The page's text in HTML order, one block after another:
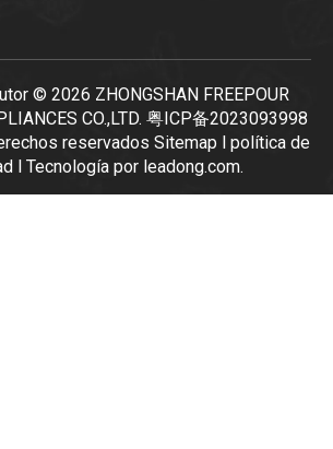
© 2026 ZHONGSHAN FREEPOUR
CO.,LTD. 粤ICP备2023093998
reservados Sitemap l política de
l Tecnología por leadong.com.